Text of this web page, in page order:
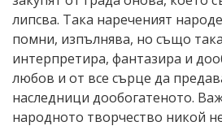
липсва. Така нареченият
помни, изпълнява, но също
интерпретира, фантазира и
любов и от все сърце да
наследници дообогатеното.
народното творчество никой